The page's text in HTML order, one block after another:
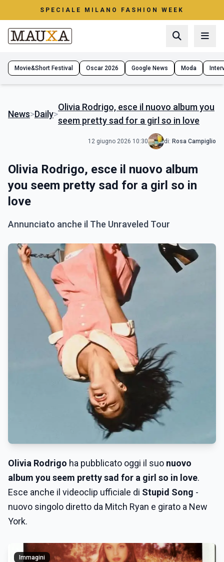
SPECIALE MILANO FASHION WEEK
Movie&Short Festival Oscar 2026 Google News Moda
News>Daily>
Olivia Rodrigo, esce il nuovo album you
seem pretty sad for a girl so in love
12 giugno 2026 10:30 di: Rosa Campiglio
Olivia Rodrigo, esce il nuovo album
you seem pretty sad for a girl so in
love
Annunciato anche il The Unraveled Tour
Olivia Rodrigo ha pubblicato oggi il suo nuovo
album you seem pretty sad for a girl so in love.
Esce anche il videoclip ufficiale di Stupid Song -
nuovo singolo diretto da Mitch Ryan e girato a New
York.
Immagini